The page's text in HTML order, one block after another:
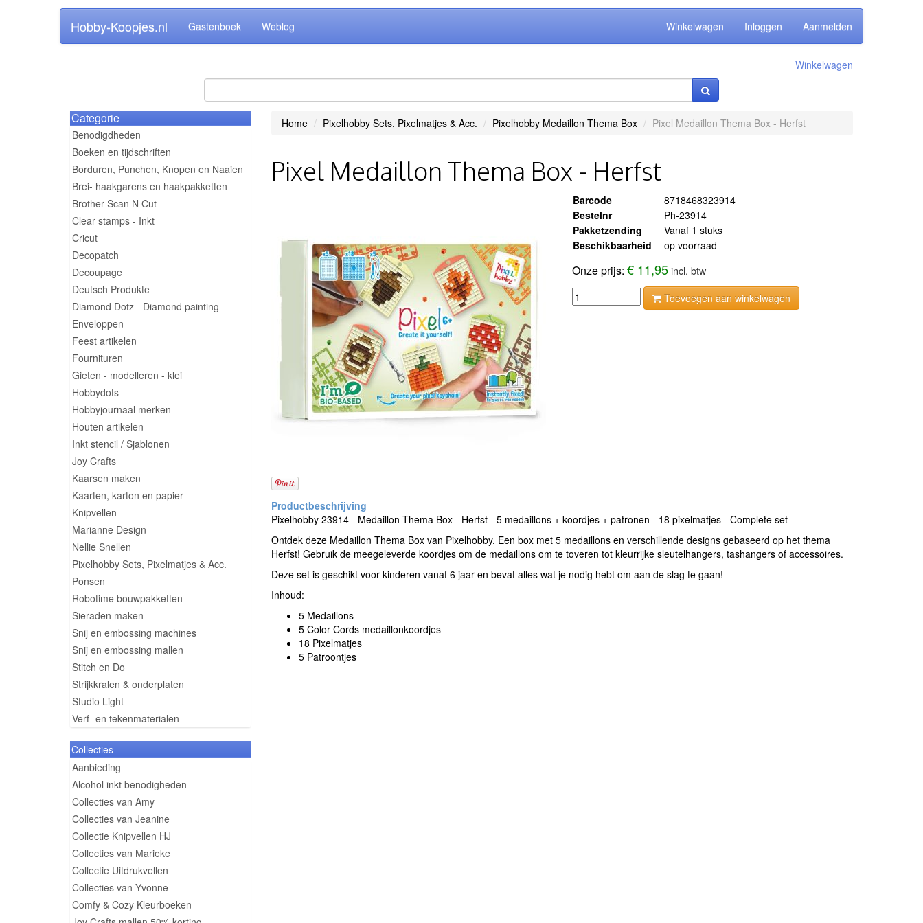
Hobby-Koopjes.nl Gastenboek Weblog Winkelwagen Inloggen Aanmelden
Winkelwagen
Categorie
Benodigdheden
Boeken en tijdschriften
Borduren, Punchen, Knopen en Naaien
Brei- haakgarens en haakpakketten
Brother Scan N Cut
Clear stamps - Inkt
Cricut
Decopatch
Decoupage
Deutsch Produkte
Diamond Dotz - Diamond painting
Enveloppen
Feest artikelen
Fournituren
Gieten - modelleren - klei
Hobbydots
Hobbyjournaal merken
Houten artikelen
Inkt stencil / Sjablonen
Joy Crafts
Kaarsen maken
Kaarten, karton en papier
Knipvellen
Marianne Design
Nellie Snellen
Pixelhobby Sets, Pixelmatjes & Acc.
Ponsen
Robotime bouwpakketten
Sieraden maken
Snij en embossing machines
Snij en embossing mallen
Stitch en Do
Strijkkralen & onderplaten
Studio Light
Verf- en tekenmaterialen
Collecties
Aanbieding
Alcohol inkt benodigheden
Collecties van Amy
Collecties van Jeanine
Collectie Knipvellen HJ
Collecties van Marieke
Collectie Uitdrukvellen
Collecties van Yvonne
Comfy & Cozy Kleurboeken
Home Pixelhobby Sets, Pixelmatjes & Acc. Pixelhobby Medaillon Thema Box Pixel Medaillon Thema Box - Herfst
Pixel Medaillon Thema Box - Herfst
Barcode
8718468323914
Bestelnr
Ph-23914
Pakketzending
Vanaf 1 stuks
Beschikbaarheid
op voorraad
Onze prijs:€ 11,95 incl. btw
Toevoegen aan winkelwagen
Pixelhobby 23914 - Medaillon Thema Box - Herfst - 5 medaillons + koordjes + patronen - 18 pixelmatjes - Complete set
Ontdek deze Medaillon Thema Box van Pixelhobby. Een box met 5 medaillons en verschillende designs gebaseerd op het thema
Herfst! Gebruik de meegeleverde koordjes om de medaillons om te toveren tot kleurrijke sleutelhangers, tashangers of accessoires.
Deze set is geschikt voor kinderen vanaf 6 jaar en bevat alles wat je nodig hebt om aan de slag te gaan!
Inhoud:
5 Medaillons
5 Color Cords medaillonkoordjes
18 Pixelmatjes
5 Patroontjes